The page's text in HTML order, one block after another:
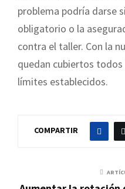
problema podría darse
obligatorio o la
contra el taller. Con la
quedan cubiertos
límites establecidos.
COMPARTIR